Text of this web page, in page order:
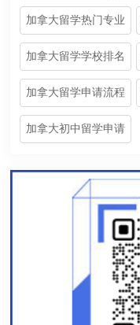
加拿大留学热门专业
加拿大留学学校排名
加拿大留学申请流程
加拿大初中留学申请